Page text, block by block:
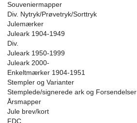
Souveniermapper
Div. Nytryk/Prøvetryk/Sorttryk
Julemærker
Juleark 1904-1949
Div.
Juleark 1950-1999
Juleark 2000-
Enkeltmærker 1904-1951
Stempler og Varianter
Stemplede/signerede ark og Forsendelser
Årsmapper
Jule brev/kort
FDC